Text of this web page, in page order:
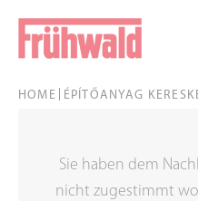
HOME ÉPÍTŐANYAG
Sie haben dem
nicht zugestimmt